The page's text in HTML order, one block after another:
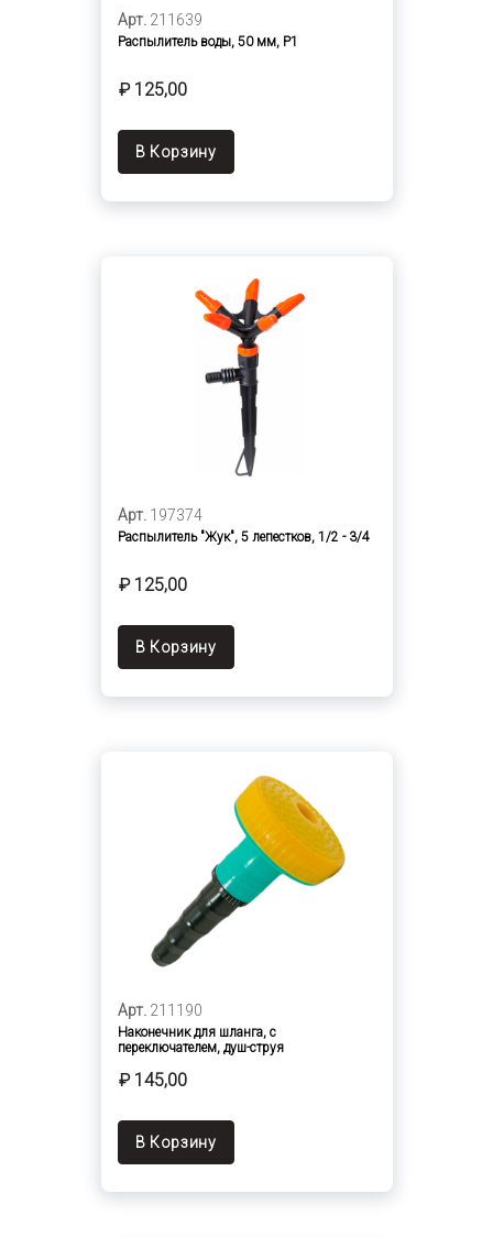
Арт. 211639
Распылитель воды, 50 мм, Р1
₽ 125,00
В Корзину
Арт. 197374
Распылитель "Жук", 5 лепестков, 1/2 - 3/4
₽ 125,00
В Корзину
Арт. 211190
Наконечник для шланга, с
переключателем, душ-струя
₽ 145,00
В Корзину